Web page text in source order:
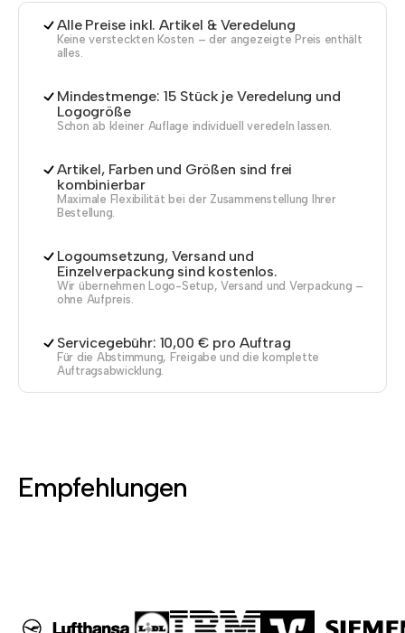
Alle Preise inkl. Artikel & Veredelung
Keine versteckten Kosten – der angezeigte Preis enthält
alles.
Mindestmenge: 15 Stück je Veredelung und
Logogröße
Schon ab kleiner Auflage individuell veredeln lassen.
Artikel, Farben und Größen sind frei
kombinierbar
Maximale Flexibilität bei der Zusammenstellung Ihrer
Bestellung.
Logoumsetzung, Versand und
Einzelverpackung sind kostenlos.
Wir übernehmen Logo-Setup, Versand und Verpackung –
ohne Aufpreis.
Servicegebühr: 10,00 € pro Auftrag
Für die Abstimmung, Freigabe und die komplette
Auftragsabwicklung.
Empfehlungen